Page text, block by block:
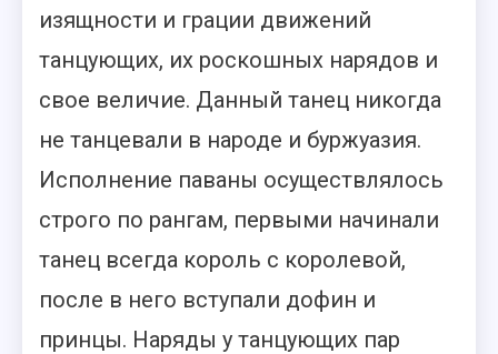
изящности и грации движений
танцующих, их роскошных нарядов и
свое величие. Данный танец никогда
не танцевали в народе и буржуазия.
Исполнение паваны осуществлялось
строго по рангам, первыми начинали
танец всегда король с королевой,
после в него вступали дофин и
принцы. Наряды у танцующих пар